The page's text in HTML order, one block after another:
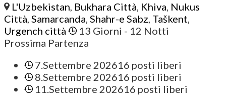
L'Uzbekistan, Bukhara Città, Khiva, Nukus
Città, Samarcanda, Shahr-e Sabz, Taškent,
Urgench città
13 Giorni - 12 Notti
Prossima Partenza
7.Settembre 202616 posti liberi
8.Settembre 202616 posti liberi
11.Settembre 202616 posti liberi